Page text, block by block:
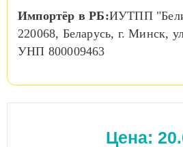
Импортёр в РБ:ИУТПП
220068, Беларусь, г. Минск,
УНП 800009463
Цена: